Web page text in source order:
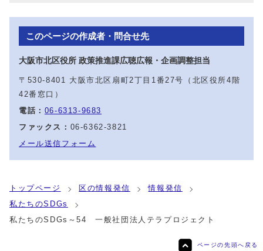
このページの作成者・問合せ先
大阪市北区役所 政策推進課広聴広報・企画調整担当
〒530-8401 大阪市北区扇町2丁目1番27号（北区役所4階
42番窓口）
電話： 06-6313-9683
ファックス： 06-6362-3821
メール送信フォーム
トップページ 区の情報発信
情報発信
私たちのSDGs
私たちのSDGs～54 一般社団法人テラプロジェクト
ページの先頭へ戻る